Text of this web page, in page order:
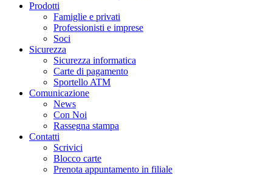
Prodotti
Famiglie e privati
Professionisti e imprese
Soci
Sicurezza
Sicurezza informatica
Carte di pagamento
Sportello ATM
Comunicazione
News
Con Noi
Rassegna stampa
Contatti
Scrivici
Blocco carte
Prenota appuntamento in filiale